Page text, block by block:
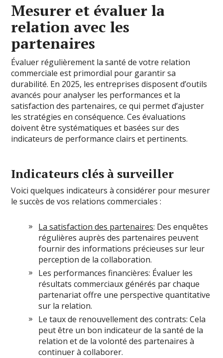
Mesurer et évaluer la
relation avec les
partenaires
Évaluer régulièrement la santé de votre relation
commerciale est primordial pour garantir sa
durabilité. En 2025, les entreprises disposent d’outils
avancés pour analyser les performances et la
satisfaction des partenaires, ce qui permet d’ajuster
les stratégies en conséquence. Ces évaluations
doivent être systématiques et basées sur des
indicateurs de performance clairs et pertinents.
Indicateurs clés à surveiller
Voici quelques indicateurs à considérer pour mesurer
le succès de vos relations commerciales :
La satisfaction des partenaires: Des enquêtes
régulières auprès des partenaires peuvent
fournir des informations précieuses sur leur
perception de la collaboration.
Les performances financières: Évaluer les
résultats commerciaux générés par chaque
partenariat offre une perspective quantitative
sur la relation.
Le taux de renouvellement des contrats: Cela
peut être un bon indicateur de la santé de la
relation et de la volonté des partenaires à
continuer à collaborer.